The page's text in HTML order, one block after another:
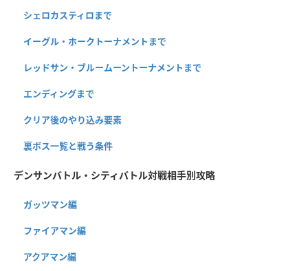
シェロカスティロまで
イーグル・ホークトーナメントまで
レッドサン・ブルームーントーナメントまで
エンディングまで
クリア後のやり込み要素
裏ボス一覧と戦う条件
デンサンバトル・シティバトル対戦相手別攻略
ガッツマン編
ファイアマン編
アクアマン編